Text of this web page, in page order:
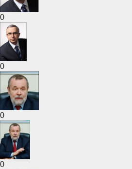
0
0
0
0